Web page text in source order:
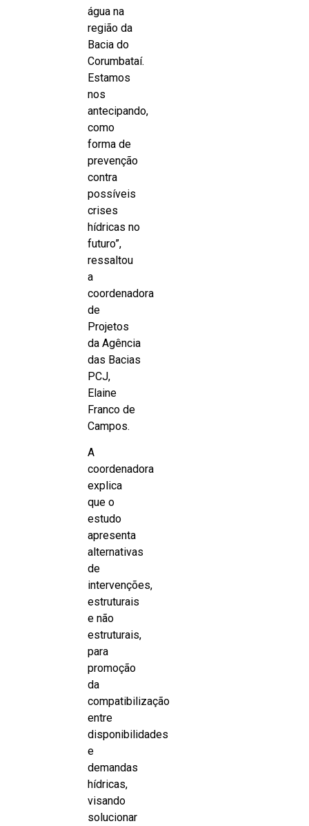
água na
região da
Bacia do
Corumbataí.
Estamos
nos
antecipando,
como
forma de
prevenção
contra
possíveis
crises
hídricas no
futuro”,
ressaltou
a
coordenadora
de
Projetos
da Agência
das Bacias
PCJ,
Elaine
Franco de
Campos.
A
coordenadora
explica
que o
estudo
apresenta
alternativas
de
intervenções,
estruturais
e não
estruturais,
para
promoção
da
compatibilização
entre
disponibilidades
e
demandas
hídricas,
visando
solucionar